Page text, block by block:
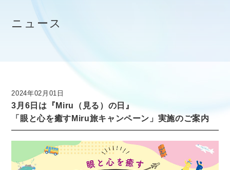
商品サイト
ニュース
採用情報
医療従事者向け情報 GLOBAL
ニュース
2024年02月01日
3月6日は『Miru（見る）の日』
「眼と心を癒すMiru旅キャンペーン」実施のご案内